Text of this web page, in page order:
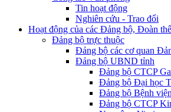
Tin hoạt động
Nghiên cứu - Trao đổi
Hoạt động của các Đảng bộ, Đoàn thể
Đảng bộ trực thuộc
Đảng bộ các cơ quan
Đảng bộ UBND tỉnh
Đảng bộ CTCP
Đảng bộ Đại học
Đảng bộ Bệnh
Đảng bộ CTCP